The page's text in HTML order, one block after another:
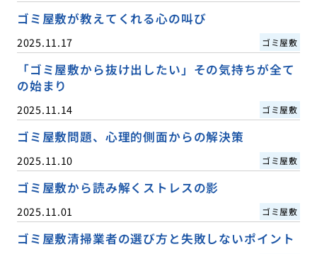
ゴミ屋敷が教えてくれる心の叫び
2025.11.17 ゴミ屋敷
「ゴミ屋敷から抜け出したい」その気持ちが全て
の始まり
2025.11.14 ゴミ屋敷
ゴミ屋敷問題、心理的側面からの解決策
2025.11.10 ゴミ屋敷
ゴミ屋敷から読み解くストレスの影
2025.11.01 ゴミ屋敷
ゴミ屋敷清掃業者の選び方と失敗しないポイント